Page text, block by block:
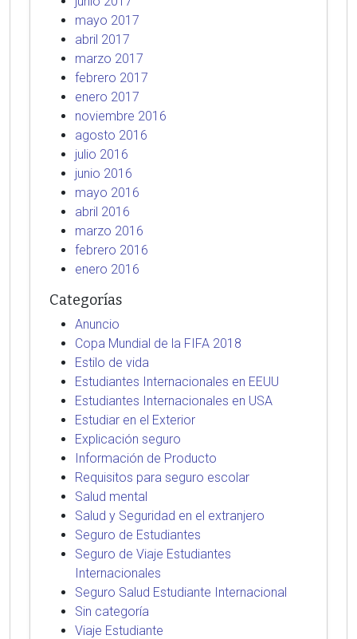
mayo 2017
abril 2017
marzo 2017
febrero 2017
enero 2017
noviembre 2016
agosto 2016
julio 2016
junio 2016
mayo 2016
abril 2016
marzo 2016
febrero 2016
enero 2016
Categorías
Anuncio
Copa Mundial de la FIFA 2018
Estilo de vida
Estudiantes Internacionales en EEUU
Estudiantes Internacionales en USA
Estudiar en el Exterior
Explicación seguro
Información de Producto
Requisitos para seguro escolar
Salud mental
Salud y Seguridad en el extranjero
Seguro de Estudiantes
Seguro de Viaje Estudiantes
Internacionales
Seguro Salud Estudiante Internacional
Sin categoría
Viaje Estudiante